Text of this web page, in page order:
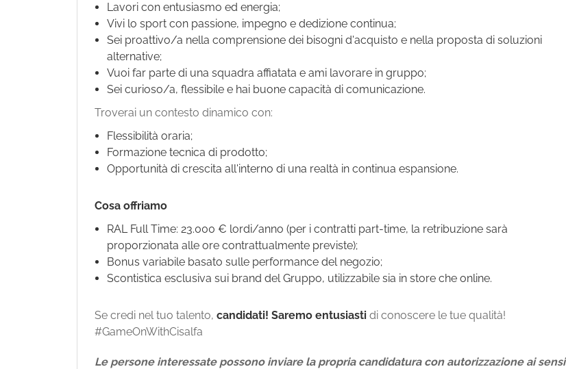
Lavori con entusiasmo ed energia;
Vivi lo sport con passione, impegno e dedizione continua;
Sei proattivo/a nella comprensione dei bisogni d'acquisto e nella proposta di soluzioni
alternative;
Vuoi far parte di una squadra affiatata e ami lavorare in gruppo;
Sei curioso/a, flessibile e hai buone capacità di comunicazione.
Troverai un contesto dinamico con:
Flessibilità oraria;
Formazione tecnica di prodotto;
Opportunità di crescita all'interno di una realtà in continua espansione.
Cosa offriamo
RAL Full Time: 23.000 € lordi/anno (per i contratti part-time, la retribuzione sarà
proporzionata alle ore contrattualmente previste);
Bonus variabile basato sulle performance del negozio;
Scontistica esclusiva sui brand del Gruppo, utilizzabile sia in store che online.
Se credi nel tuo talento, candidati! Saremo entusiasti di conoscere le tue qualità!
#GameOnWithCisalfa
Le persone interessate possono inviare la propria candidatura con autorizzazione ai sensi